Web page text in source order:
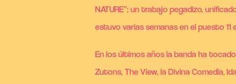
NATURE”; un trabajo pegadizo,
estuvo varias semanas en el puesto 11
En los últimos años la banda ha
Zutons, The View, la Divina Comedia,